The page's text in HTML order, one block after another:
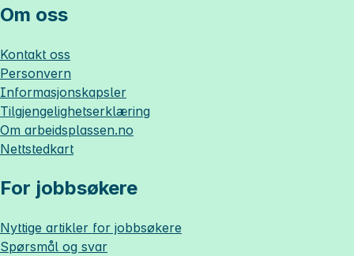
Om oss
Kontakt oss
Personvern
Informasjonskapsler
Tilgjengelighetserklæring
Om arbeidsplassen.no
Nettstedkart
For jobbsøkere
Nyttige artikler for jobbsøkere
Spørsmål og svar